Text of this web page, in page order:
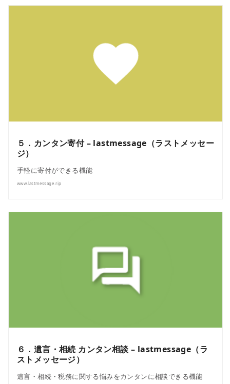
５．カンタン寄付 – lastmessage（ラストメッセー
ジ）
手軽に寄付ができる機能
www.lastmessage.rip
６．遺言・相続 カンタン相談 – lastmessage（ラ
ストメッセージ）
遺言・相続・税務に関する悩みをカンタンに相談できる機能